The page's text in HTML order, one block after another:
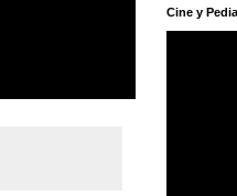
Cine y